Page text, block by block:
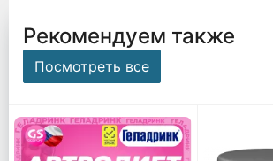
Рекомендуем также
Посмотреть все